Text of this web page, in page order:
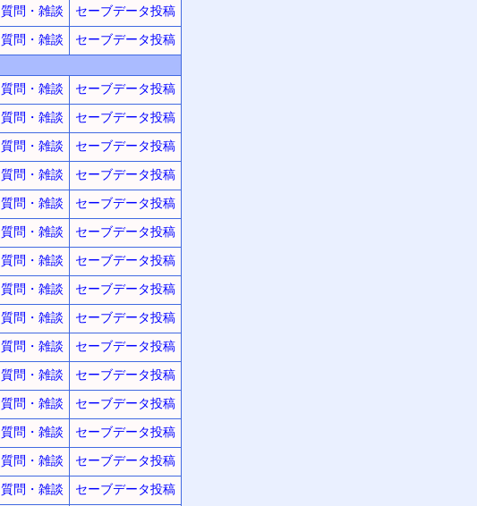
質問・雑談 セーブデータ投稿
質問・雑談
セーブデータ投稿
質問・雑談 セーブデータ投稿
質問・雑談 セーブデータ投稿
質問・雑談 セーブデータ投稿
質問・雑談 セーブデータ投稿
質問・雑談 セーブデータ投稿
質問・雑談 セーブデータ投稿
質問・雑談 セーブデータ投稿
質問・雑談 セーブデータ投稿
質問・雑談 セーブデータ投稿
質問・雑談 セーブデータ投稿
質問・雑談 セーブデータ投稿
質問・雑談 セーブデータ投稿
質問・雑談 セーブデータ投稿
質問・雑談 セーブデータ投稿
質問・雑談 セーブデータ投稿